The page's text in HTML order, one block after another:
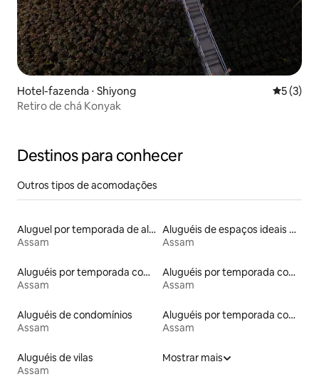
Hotel-fazenda ⋅ Shiyong 5 de
5 (3)
Retiro de chá Konyak
Destinos para conhecer
Outros tipos de acomodações
Aluguel por temporada de alojamentos ecológicos
Assam
Aluguéis de espaços ideais para famílias
Assam
Aluguéis por temporada com café da manhã
Assam
Aluguéis por temporada com suítes privativas
Assam
Aluguéis de condomínios
Assam
Aluguéis por temporada com acesso ao lago
Assam
Aluguéis de vilas
Assam
Mostrar mais